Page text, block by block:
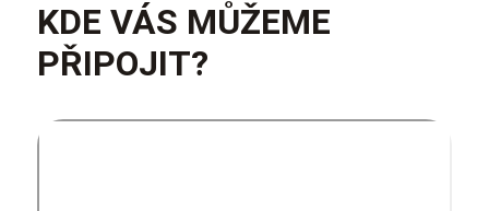
KDE VÁS MŮŽEME
PŘIPOJIT?